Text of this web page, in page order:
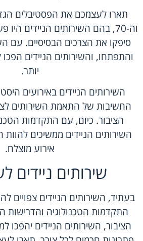
וה-70, בהם השירותים הניידים
סיפקו את הצרכים הבסיסיים. עם
והתפתחו, והשירותים הניידים
יותר.
השירותים הניידים באירועים
החשיבות של התאמת השירותים
הציבור. כיום, עם התקדמות
השירותים הניידים ממשיכים
אירוע מוצלח.
שירותים ניידים
בעתיד, השירותים הניידים צפויים
התקדמות הטכנולוגיה והדרישות
הציבור, השירותים הניידים יהפכו